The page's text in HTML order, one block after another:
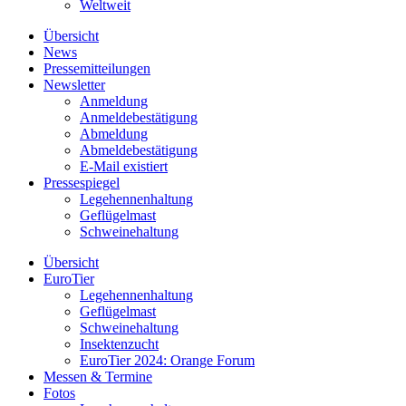
Weltweit
Übersicht
News
Pressemitteilungen
Newsletter
Anmeldung
Anmeldebestätigung
Abmeldung
Abmeldebestätigung
E-Mail existiert
Pressespiegel
Legehennenhaltung
Geflügelmast
Schweinehaltung
Übersicht
EuroTier
Legehennenhaltung
Geflügelmast
Schweinehaltung
Insektenzucht
EuroTier 2024: Orange Forum
Messen & Termine
Fotos